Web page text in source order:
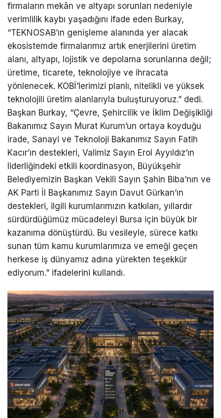
firmaların mekân ve altyapı sorunları nedeniyle
verimlilik kaybı yaşadığını ifade eden Burkay,
“TEKNOSAB’ın genişleme alanında yer alacak
ekosistemde firmalarımız artık enerjilerini üretim
alanı, altyapı, lojistik ve depolama sorunlarına değil;
üretime, ticarete, teknolojiye ve ihracata
yönlenecek. KOBİ’lerimizi planlı, nitelikli ve yüksek
teknolojili üretim alanlarıyla buluşturuyoruz.” dedi.
Başkan Burkay, “Çevre, Şehircilik ve İklim Değişikliği
Bakanımız Sayın Murat Kurum’un ortaya koyduğu
irade, Sanayi ve Teknoloji Bakanımız Sayın Fatih
Kacır’ın destekleri, Valimiz Sayın Erol Ayyıldız’ın
liderliğindeki etkili koordinasyon, Büyükşehir
Belediyemizin Başkan Vekili Sayın Şahin Biba’nın ve
AK Parti İl Başkanımız Sayın Davut Gürkan’ın
destekleri, ilgili kurumlarımızın katkıları, yıllardır
sürdürdüğümüz mücadeleyi Bursa için büyük bir
kazanıma dönüştürdü. Bu vesileyle, sürece katkı
sunan tüm kamu kurumlarımıza ve emeği geçen
herkese iş dünyamız adına yürekten teşekkür
ediyorum.” ifadelerini kullandı.